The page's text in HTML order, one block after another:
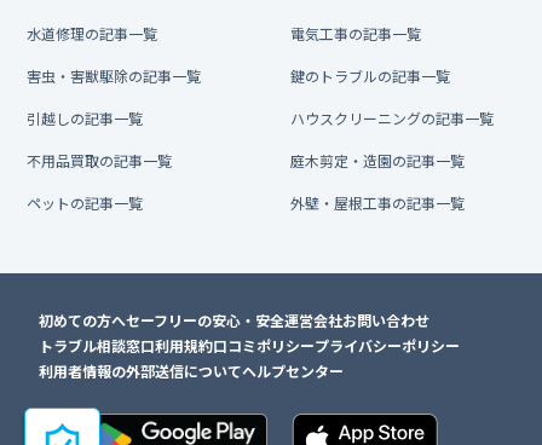
水道修理の記事一覧 電気工事の記事一覧
害虫・害獣駆除の記事一覧 鍵のトラブルの記事一覧
引越しの記事一覧 ハウスクリーニングの記事一覧
不用品買取の記事一覧 庭木剪定・造園の記事一覧
ペットの記事一覧 外壁・屋根工事の記事一覧
初めての方へセーフリーの安心・安全運営会社お問い合わせ
トラブル相談窓口利用規約口コミポリシープライバシーポリシー
利用者情報の外部送信についてヘルプセンター